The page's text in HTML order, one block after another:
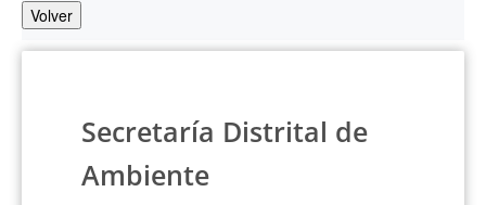
Volver
Secretaría Distrital de
Ambiente